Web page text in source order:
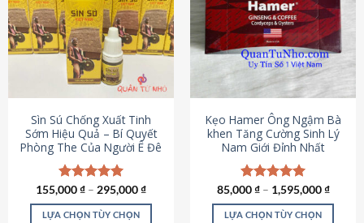
thể.
Các
tùy
chọn
có
thể
được
chọn
trên
trang
sản
phẩm
Sìn Sú Chống Xuất Tinh
Sớm Hiệu Quả – Bí Quyết
Phòng The Của Người Ê Đê
Được xếp
hạng4.95
5 sao
155,000₫ – 295,000₫
LỰA CHỌN TÙY CHỌN
Kẹo Hamer Ông Ngậm Bà
khen Tăng Cường Sinh Lý
Nam Giới Đỉnh Nhất
Được xếp
hạng5.00
5 sao
85,000₫– 1,595,000₫
LỰA CHỌN TÙY CHỌN